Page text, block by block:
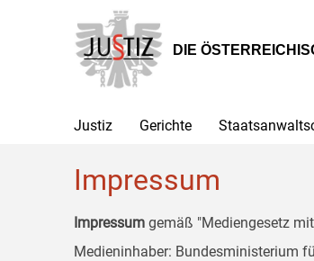
Hauptnavigation
[1]
Inhalt
[2]
Untermenü
[3]
DIE
Justiz Gerichte
Impressum
Impressum gemäß "Mediengesetz
Medieninhaber: Bundesministerium